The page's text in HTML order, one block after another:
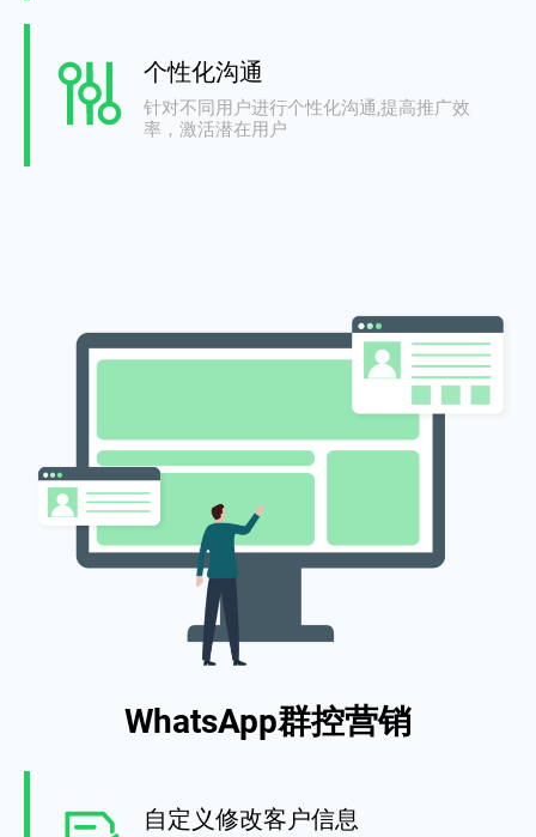
个性化沟通
针对不同用户进行个性化沟通,提高推广效
率，激活潜在用户
WhatsApp群控营销
自定义修改客户信息